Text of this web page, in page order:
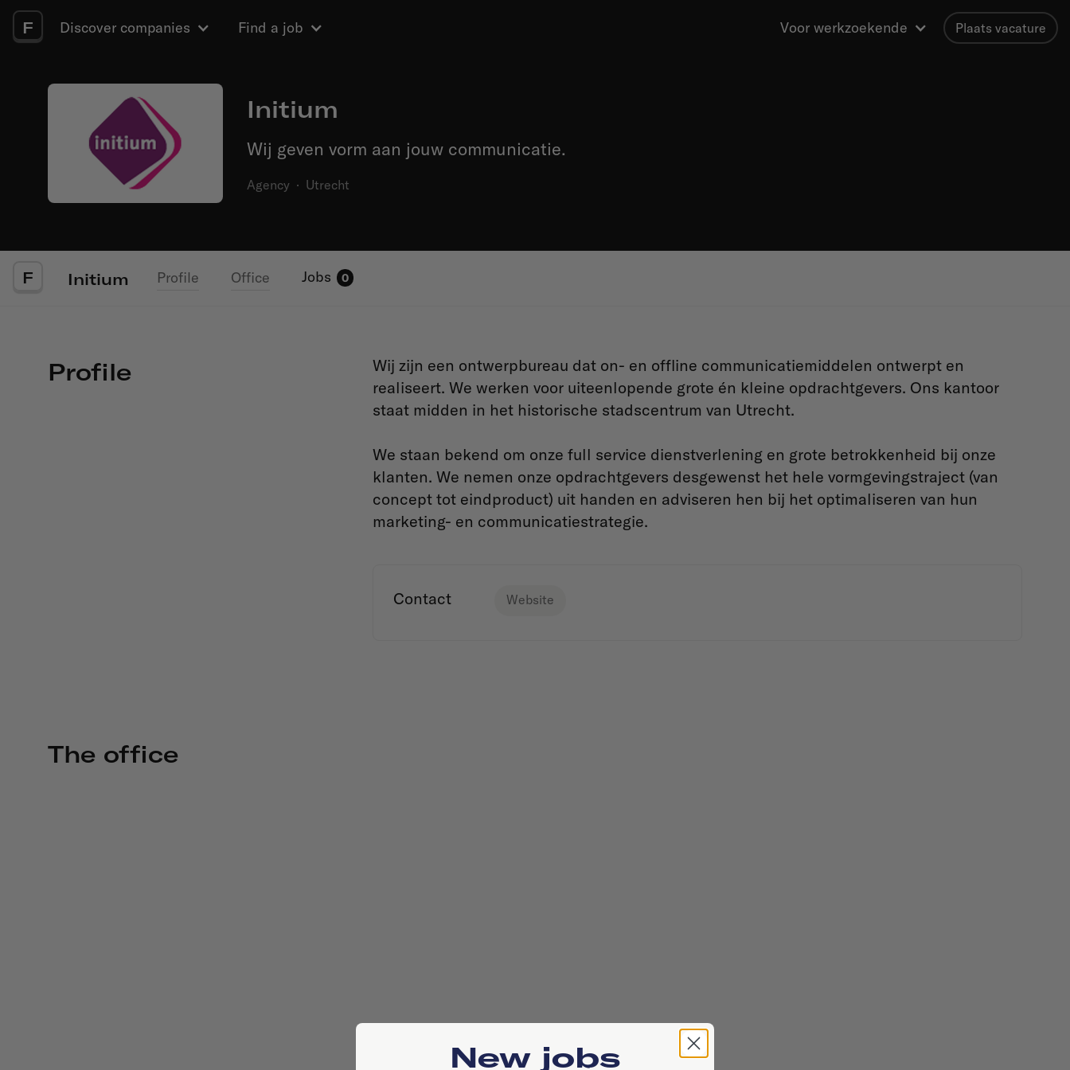
F Discover companies Find a job Voor werkzoekende Plaats vacature
Initium
Wij geven vorm aan jouw communicatie.
Agency · Utrecht
F Initium Profile Office Jobs 0
Profile
Wij zijn een ontwerpbureau dat on- en offline communicatiemiddelen ontwerpt en
realiseert. We werken voor uiteenlopende grote én kleine opdrachtgevers. Ons kantoor
staat midden in het historische stadscentrum van Utrecht.
We staan bekend om onze full service dienstverlening en grote betrokkenheid bij onze
klanten. We nemen onze opdrachtgevers desgewenst het hele vormgevingstraject (van
concept tot eindproduct) uit handen en adviseren hen bij het optimaliseren van hun
marketing- en communicatiestrategie.
Contact Website
The office
New jobs